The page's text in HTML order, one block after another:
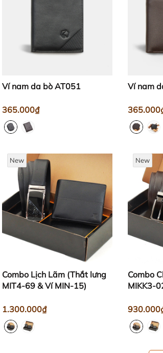
Ví nam da bò AT051
365.000₫
Ví nam
New
Combo Lịch Lãm (Thắt lưng
MIT4-69 & Ví MIN-15)
1.300.000₫
New
Combo
MIKK3-